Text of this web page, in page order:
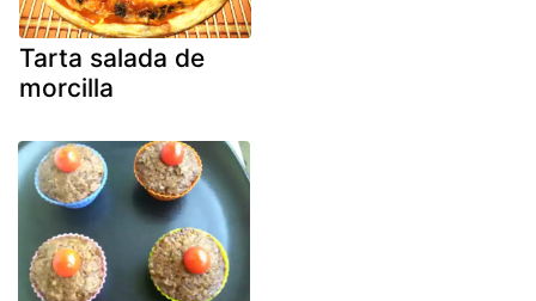
Tarta salada de
morcilla